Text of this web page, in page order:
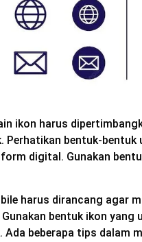
ikon harus
Perhatikan bentuk-
digital. Gunakan
harus dirancang agar
bentuk ikon
Ada beberapa tips dalam